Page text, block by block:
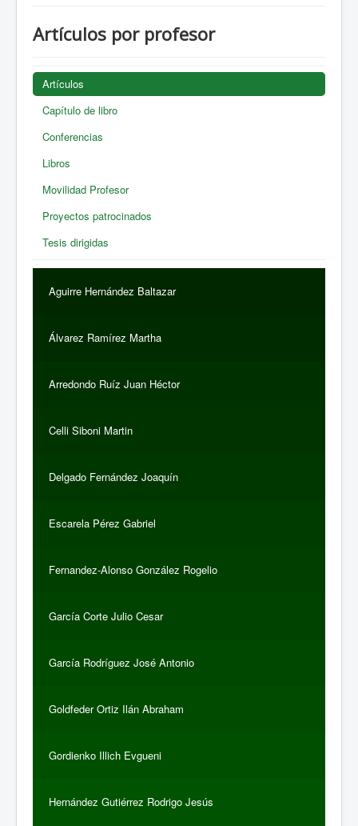
Artículos por profesor
Artículos
Capítulo de libro
Conferencias
Libros
Movilidad Profesor
Proyectos patrocinados
Tesis dirigidas
Aguirre Hernández Baltazar
Álvarez Ramírez Martha
Arredondo Ruíz Juan Héctor
Celli Siboni Martin
Delgado Fernández Joaquín
Escarela Pérez Gabriel
Fernandez-Alonso González Rogelio
García Corte Julio Cesar
García Rodríguez José Antonio
Goldfeder Ortiz Ilán Abraham
Gordienko Illich Evgueni
Hernández Gutiérrez Rodrigo Jesús